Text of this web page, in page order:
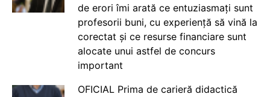
de erori îmi arată ce entuziasmați sunt
profesorii buni, cu experiență să vină la
corectat și ce resurse financiare sunt
alocate unui astfel de concurs
important
OFICIAL Prima de carieră didactică